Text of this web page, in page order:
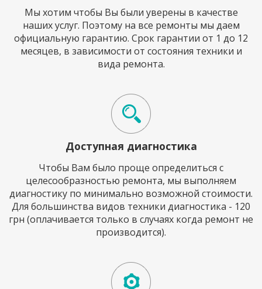
Мы хотим чтобы Вы были уверены в качестве
наших услуг. Поэтому на все ремонты мы даем
официальную гарантию. Срок гарантии от 1 до 12
месяцев, в зависимости от состояния техники и
вида ремонта.
Доступная диагностика
Чтобы Вам было проще определиться с
целесообразностью ремонта, мы выполняем
диагностику по минимально возможной стоимости.
Для большинства видов техники диагностика - 120
грн (оплачивается только в случаях когда ремонт не
производится).